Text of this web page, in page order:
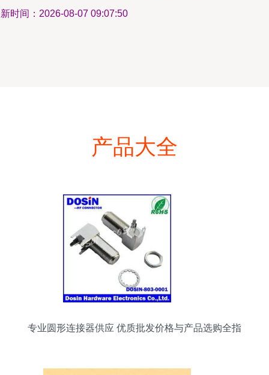
时间：2026-08-07 09:07:50
产品大全
专业圆形连接器供应 优质批发价格与产品选购全指